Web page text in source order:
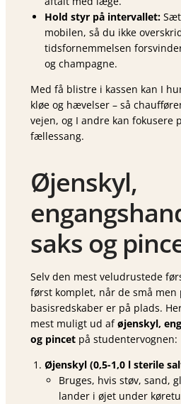
Hold styr på intervallet:
mobilen, så du ikke
tidsfornemmelsen
og champagne.
Med få blistre i kassen kan I
kløe og hævelser – så
vejen, og I andre kan fokusere
fællessang.
Øjenskyl,
saks og
Selv den mest veludrustede
først komplet, når de små men
basisredskaber er på plads.
mest muligt ud aføjenskyl,
og pincet på studenter­vognen:
Øjenskyl (0,5-1,0 l sterile
Bruges, hvis støv, sand,
lander i øjet under